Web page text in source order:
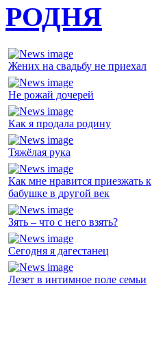
РОДНЯ
Жених на свадьбу не приехал
Не рожай дочерей
Как я продала родину
Тяжёлая рука
Как мне нравится приезжать к
бабушке в другой век
Зять – что с него взять?
Сегодня я дагестанец
Лезет в интимное поле семьи